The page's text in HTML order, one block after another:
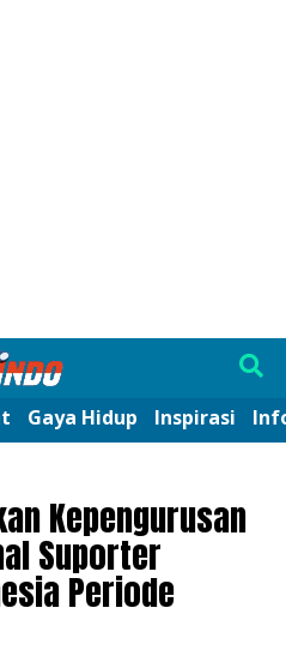
Gaya Hidup Inspirasi
Kepengurusan
Suporter
Periode